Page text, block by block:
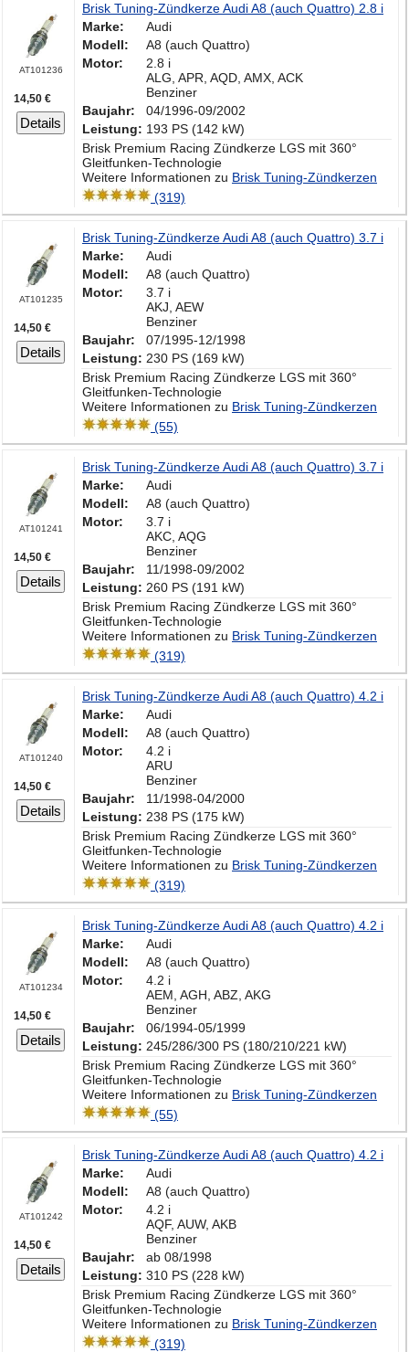
AT101236
14,50 €
Details
Brisk Tuning-Zündkerze Audi A8 (auch Quattro) 2.8 i
Marke:
Audi
Modell:
A8 (auch Quattro)
Motor:
2.8 i
ALG, APR, AQD, AMX, ACK
Benziner
Baujahr:
04/1996-09/2002
Leistung: 193 PS (142 kW)
Brisk Premium Racing Zündkerze LGS mit 360°
Gleitfunken-Technologie
Weitere Informationen zu Brisk Tuning-Zündkerzen
(319)
AT101235
14,50 €
Details
Brisk Tuning-Zündkerze Audi A8 (auch Quattro) 3.7 i
Marke:
Audi
Modell:
A8 (auch Quattro)
Motor:
3.7 i
AKJ, AEW
Benziner
Baujahr:
07/1995-12/1998
Leistung: 230 PS (169 kW)
Brisk Premium Racing Zündkerze LGS mit 360°
Gleitfunken-Technologie
Weitere Informationen zu Brisk Tuning-Zündkerzen
(55)
AT101241
14,50 €
Details
Brisk Tuning-Zündkerze Audi A8 (auch Quattro) 3.7 i
Marke:
Audi
Modell:
A8 (auch Quattro)
Motor:
3.7 i
AKC, AQG
Benziner
Baujahr:
11/1998-09/2002
Leistung: 260 PS (191 kW)
Brisk Premium Racing Zündkerze LGS mit 360°
Gleitfunken-Technologie
Weitere Informationen zu Brisk Tuning-Zündkerzen
(319)
AT101240
14,50 €
Details
Brisk Tuning-Zündkerze Audi A8 (auch Quattro) 4.2 i
Marke:
Audi
Modell:
A8 (auch Quattro)
Motor:
4.2 i
ARU
Benziner
Baujahr:
11/1998-04/2000
Leistung: 238 PS (175 kW)
Brisk Premium Racing Zündkerze LGS mit 360°
Gleitfunken-Technologie
Weitere Informationen zu Brisk Tuning-Zündkerzen
(319)
AT101234
14,50 €
Details
Brisk Tuning-Zündkerze Audi A8 (auch Quattro) 4.2 i
Marke:
Audi
Modell:
A8 (auch Quattro)
Motor:
4.2 i
AEM, AGH, ABZ, AKG
Benziner
Baujahr:
06/1994-05/1999
Leistung: 245/286/300 PS (180/210/221 kW)
Brisk Premium Racing Zündkerze LGS mit 360°
Gleitfunken-Technologie
Weitere Informationen zu Brisk Tuning-Zündkerzen
(55)
AT101242
14,50 €
Details
Brisk Tuning-Zündkerze Audi A8 (auch Quattro) 4.2 i
Marke:
Audi
Modell:
A8 (auch Quattro)
Motor:
4.2 i
AQF, AUW, AKB
Benziner
Baujahr:
ab 08/1998
Leistung: 310 PS (228 kW)
Brisk Premium Racing Zündkerze LGS mit 360°
Gleitfunken-Technologie
Weitere Informationen zu Brisk Tuning-Zündkerzen
(319)